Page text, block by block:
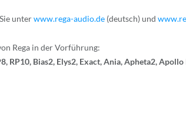
unterwww.rega-audio.de(deutsch) und
Rega in der Vorführung:
RP10, Bias2, Elys2, Exact, Ania, Apheta2,